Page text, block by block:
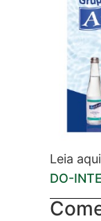
Leia
DO-